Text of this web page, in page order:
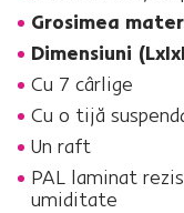
Grosimea
Dimensiuni
Cu 7 cârlige
Cu o tijă
Un raft
PAL laminat
umiditate